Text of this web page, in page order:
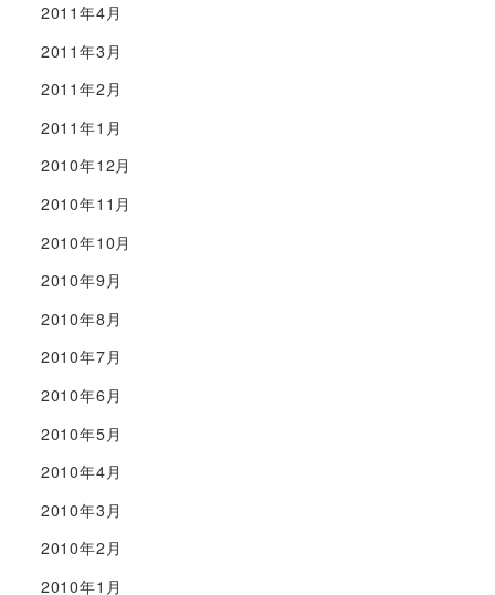
2011年4月
2011年3月
2011年2月
2011年1月
2010年12月
2010年11月
2010年10月
2010年9月
2010年8月
2010年7月
2010年6月
2010年5月
2010年4月
2010年3月
2010年2月
2010年1月